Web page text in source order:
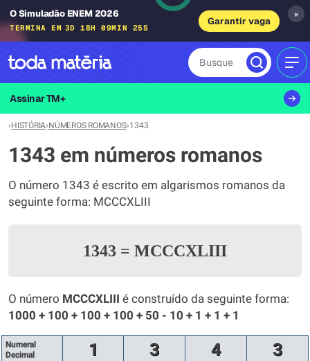
O Simuladão ENEM 2026
TERMINA EM 3D 18H 09MIN 25S
Garantir vaga
×
Busque
Assinar TM+
›HISTÓRIA›NÚMEROS ROMANOS›1343
1343 em números romanos
O número 1343 é escrito em algarismos romanos da
seguinte forma: MCCCXLIII
1343 = MCCCXLIII
O número MCCCXLIII é construído da seguinte forma:
1000 + 100 + 100 + 100 + 50 - 10 + 1 + 1 + 1
Numeral
Decimal
1 3 4 3